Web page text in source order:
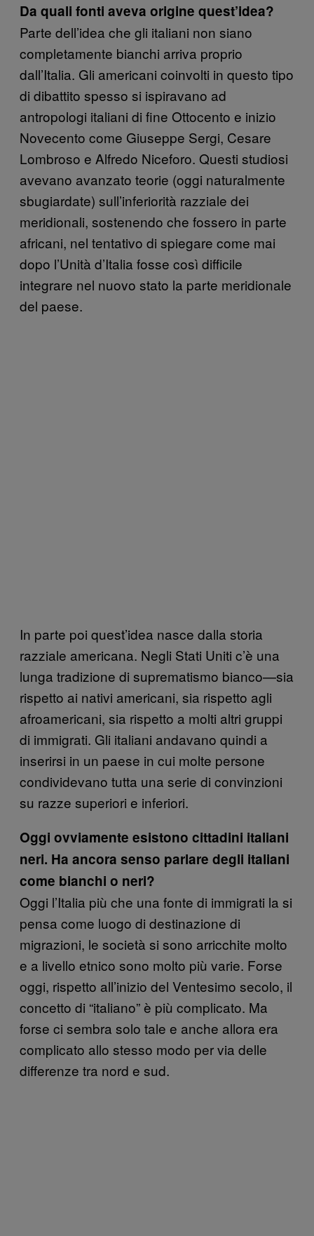
Da quali fonti aveva origine quest’idea?
Parte dell’idea che gli italiani non siano
completamente bianchi arriva proprio
dall’Italia. Gli americani coinvolti in questo tipo
di dibattito spesso si ispiravano ad
antropologi italiani di fine Ottocento e inizio
Novecento come Giuseppe Sergi, Cesare
Lombroso e Alfredo Niceforo. Questi studiosi
avevano avanzato teorie (oggi naturalmente
sbugiardate) sull’inferiorità razziale dei
meridionali, sostenendo che fossero in parte
africani, nel tentativo di spiegare come mai
dopo l’Unità d’Italia fosse così difficile
integrare nel nuovo stato la parte meridionale
del paese.
In parte poi quest’idea nasce dalla storia
razziale americana. Negli Stati Uniti c’è una
lunga tradizione di suprematismo bianco—sia
rispetto ai nativi americani, sia rispetto agli
afroamericani, sia rispetto a molti altri gruppi
di immigrati. Gli italiani andavano quindi a
inserirsi in un paese in cui molte persone
condividevano tutta una serie di convinzioni
su razze superiori e inferiori.
Oggi ovviamente esistono cittadini italiani
neri. Ha ancora senso parlare degli italiani
come bianchi o neri?
Oggi l’Italia più che una fonte di immigrati la si
pensa come luogo di destinazione di
migrazioni, le società si sono arricchite molto
e a livello etnico sono molto più varie. Forse
oggi, rispetto all’inizio del Ventesimo secolo, il
concetto di “italiano” è più complicato. Ma
forse ci sembra solo tale e anche allora era
complicato allo stesso modo per via delle
differenze tra nord e sud.